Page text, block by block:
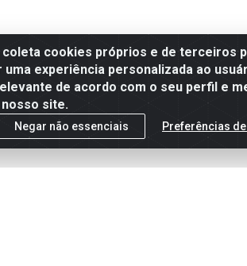
coleta cookies próprios e de terceiros
experiência personalizada ao
de acordo com o seu perfil e
nosso site.
Negar não essenciais Preferências